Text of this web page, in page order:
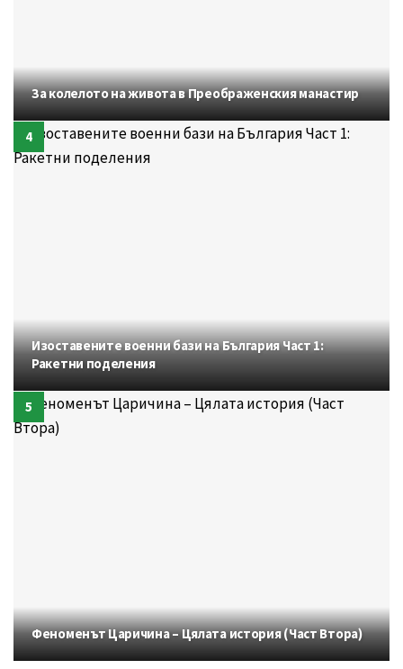
За колелото на живота в Преображенския манастир
Изоставените военни бази на България Част 1:
Ракетни поделения
Феноменът Царичина – Цялата история (Част Втора)